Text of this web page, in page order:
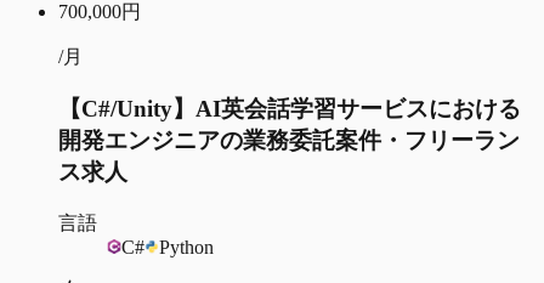
700,000円
/月
【C#/Unity】AI英会話学習サービスにおける
開発エンジニアの業務委託案件・フリーラン
ス求人
言語
C#
Python